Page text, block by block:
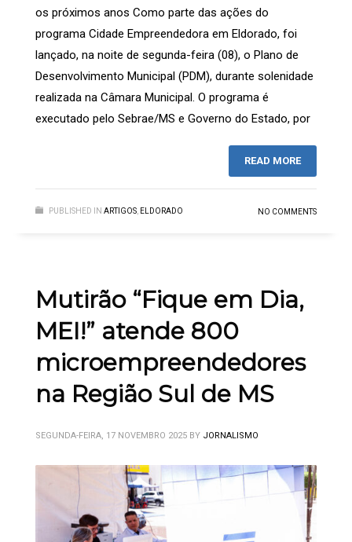
os próximos anos Como parte das ações do
programa Cidade Empreendedora em Eldorado, foi
lançado, na noite de segunda-feira (08), o Plano de
Desenvolvimento Municipal (PDM), durante solenidade
realizada na Câmara Municipal. O programa é
executado pelo Sebrae/MS e Governo do Estado, por
READ MORE
PUBLISHED IN ARTIGOS ELDORADO NO COMMENTS
Mutirão “Fique em Dia,
MEI!” atende 800
microempreendedores
na Região Sul de MS
SEGUNDA-FEIRA, 17 NOVEMBRO 2025 BY JORNALISMO